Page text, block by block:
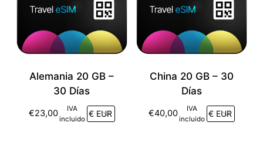
Alemania 20 GB –
30 Días
€23,00
IVA
incluido
China 20 GB – 30
Días
€40,00
IVA
incluido